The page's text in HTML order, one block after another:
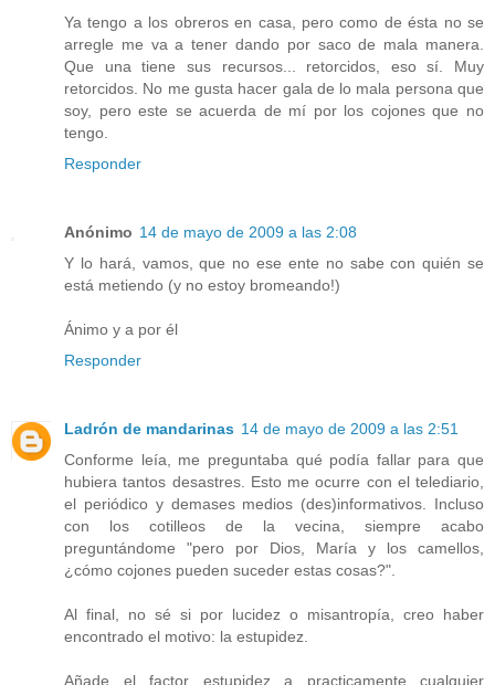
Ya tengo a los obreros en casa, pero como de ésta no se
arregle me va a tener dando por saco de mala manera.
Que una tiene sus recursos... retorcidos, eso sí. Muy
retorcidos. No me gusta hacer gala de lo mala persona que
soy, pero este se acuerda de mí por los cojones que no
tengo.
Responder
Anónimo 14 de mayo de 2009 a las 2:08
Y lo hará, vamos, que no ese ente no sabe con quién se
está metiendo (y no estoy bromeando!)
Ánimo y a por él
Responder
Ladrón de mandarinas 14 de mayo de 2009 a las 2:51
Conforme leía, me preguntaba qué podía fallar para que
hubiera tantos desastres. Esto me ocurre con el telediario,
el periódico y demases medios (des)informativos. Incluso
con los cotilleos de la vecina, siempre acabo
preguntándome "pero por Dios, María y los camellos,
¿cómo cojones pueden suceder estas cosas?".
Al final, no sé si por lucidez o misantropía, creo haber
encontrado el motivo: la estupidez.
Añade el factor estupidez a practicamente cualquier